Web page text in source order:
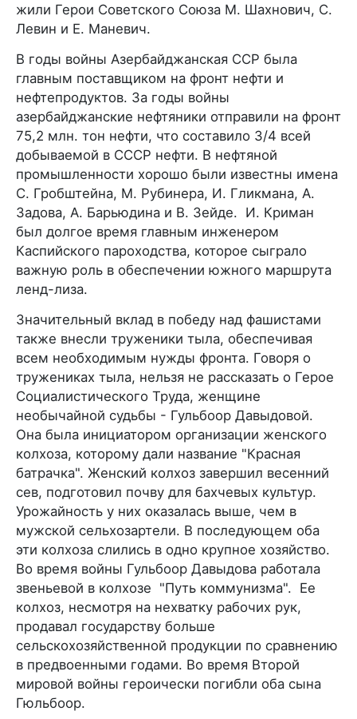
жили Герои Советского Союза М. Шахнович, С.
Левин и Е. Маневич.
В годы войны Азербайджанская ССР была
главным поставщиком на фронт нефти и
нефтепродуктов. За годы войны
азербайджанские нефтяники отправили на фронт
75,2 млн. тон нефти, что составило 3/4 всей
добываемой в СССР нефти. В нефтяной
промышленности хорошо были известны имена
С. Гробштейна, М. Рубинера, И. Гликмана, А.
Задова, А. Барьюдина и В. Зейде. И. Криман
был долгое время главным инженером
Каспийского пароходства, которое сыграло
важную роль в обеспечении южного маршрута
ленд-лиза.
Значительный вклад в победу над фашистами
также внесли труженики тыла, обеспечивая
всем необходимым нужды фронта. Говоря о
тружениках тыла, нельзя не рассказать о Герое
Социалистического Труда, женщине
необычайной судьбы - Гульбоор Давыдовой.
Она была инициатором организации женского
колхоза, которому дали название "Красная
батрачка". Женский колхоз завершил весенний
сев, подготовил почву для бахчевых культур.
Урожайность у них оказалась выше, чем в
мужской сельхозартели. В последующем оба
эти колхоза слились в одно крупное хозяйство.
Во время войны Гульбоор Давыдова работала
звеньевой в колхозе "Путь коммунизма". Ее
колхоз, несмотря на нехватку рабочих рук,
продавал государству больше
сельскохозяйственной продукции по сравнению
в предвоенными годами. Во время Второй
мировой войны героически погибли оба сына
Гюльбоор.